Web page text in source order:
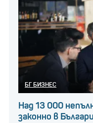
БГ БИЗНЕС
Над 13 000
законно в